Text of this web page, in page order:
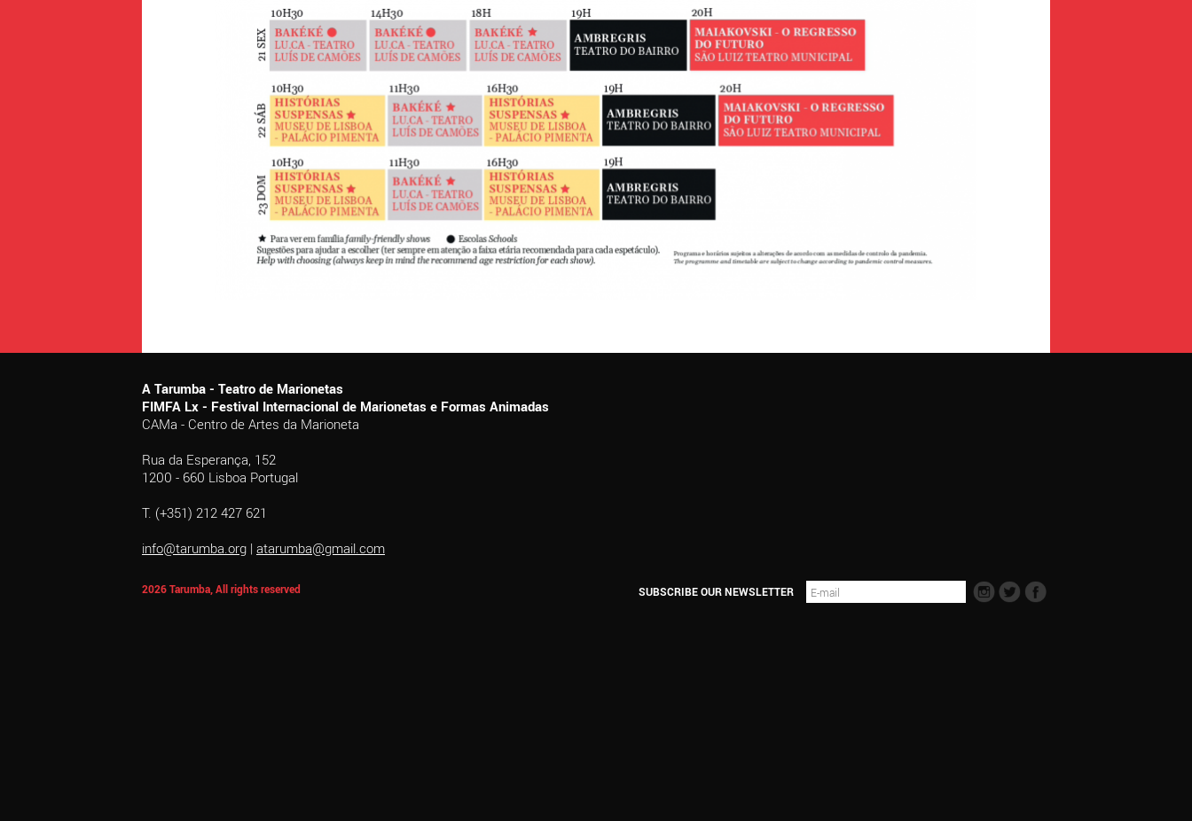
A Tarumba - Teatro de Marionetas
FIMFA Lx - Festival Internacional de Marionetas e Formas Animadas
CAMa - Centro de Artes da Marioneta
Rua da Esperança, 152
1200 - 660 Lisboa Portugal
T. (+351) 212 427 621
info@tarumba.org | atarumba@gmail.com
2026 Tarumba, All rights reserved SUBSCRIBE OUR NEWSLETTER